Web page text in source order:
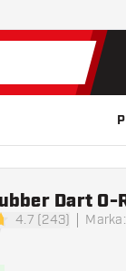
oceny
4.7 (243) Marka:
Dart